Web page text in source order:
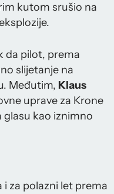
kutom srušio na
da pilot, prema
slijetanje na
Međutim, Klaus
uprave za Krone
glasu kao iznimno
za polazni let prema